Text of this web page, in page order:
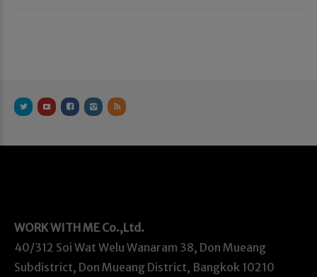
WORK WITH ME Co.,Ltd.
40/312 Soi Wat Welu Wanaram 38, Don Mueang
Subdistrict, Don Mueang District, Bangkok 10210